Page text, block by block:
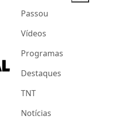
Passou
Vídeos
Programas
Destaques
TNT
Notícias